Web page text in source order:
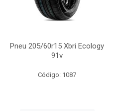
Pneu 205/60r15 Xbri Ecology
91v
Código: 1087